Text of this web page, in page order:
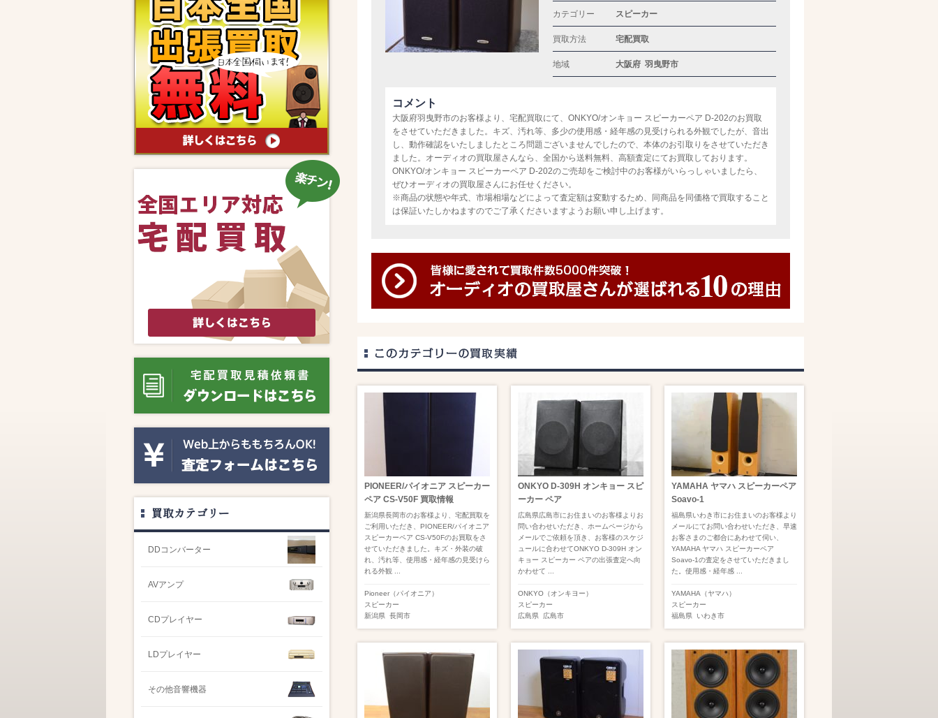
カテゴリー スピーカー
買取方法 宅配買取
地域 大阪府 羽曳野市
コメント
大阪府羽曳野市のお客様より、宅配買取にて、ONKYO/オンキョー スピーカーペア D-202のお買取
をさせていただきました。キズ、汚れ等、多少の使用感・経年感の見受けられる外観でしたが、音出
し、動作確認をいたしましたところ問題ございませんでしたので、本体のお引取りをさせていただき
ました。オーディオの買取屋さんなら、全国から送料無料、高額査定にてお買取しております。
ONKYO/オンキョー スピーカーペア D-202のご売却をご検討中のお客様がいらっしゃいましたら、
ぜひオーディオの買取屋さんにお任せください。
※商品の状態や年式、市場相場などによって査定額は変動するため、同商品を同価格で買取すること
は保証いたしかねますのでご了承くださいますようお願い申し上げます。
PIONEER/パイオニア スピーカー
ペア CS-V50F 買取情報
新潟県長岡市のお客様より、宅配買取を
ご利用いただき、PIONEER/パイオニア
スピーカーペア CS-V50Fのお買取をさ
せていただきました。キズ・外装の破
れ、汚れ等、使用感・経年感の見受けら
れる外観 ...
Pioneer（パイオニア）
スピーカー
新潟県 長岡市
ONKYO D-309H オンキョー スピ
ーカー ペア
広島県広島市にお住まいのお客様よりお
問い合わせいただき、ホームページから
メールでご依頼を頂き、お客様のスケジ
ュールに合わせてONKYO D-309H オン
キョー スピーカー ペアの出張査定へ向
かわせて ...
ONKYO（オンキヨー）
スピーカー
広島県
広島市
YAMAHA ヤマハ スピーカーペア
Soavo-1
福島県いわき市にお住まいのお客様より
メールにてお問い合わせいただき、早速
お客さまのご都合にあわせて伺い、
YAMAHA ヤマハ スピーカーペア
Soavo-1の査定をさせていただきまし
た。使用感・経年感 ...
YAMAHA（ヤマハ）
スピーカー
福島県
いわき市
買取カテゴリー
DDコンバーター
AVアンプ
CDプレイヤー
LDプレイヤー
その他音響機器